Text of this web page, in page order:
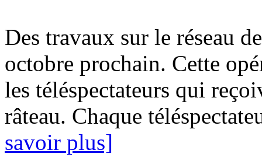
Des travaux sur le réseau
octobre prochain. Cette
les téléspectateurs qui
râteau. Chaque
savoir plus]